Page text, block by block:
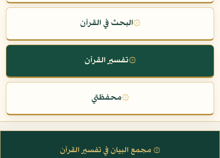
۞البحث في القرآن
۞تفسير القرآن
۞محفظتي
۞ مجمع البيان في تفسير القرآن